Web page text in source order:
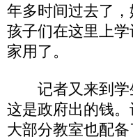
年多时间过去了
孩子们在这里上
家用了。
记者又来到学
这是政府出的钱
大部分教室也配